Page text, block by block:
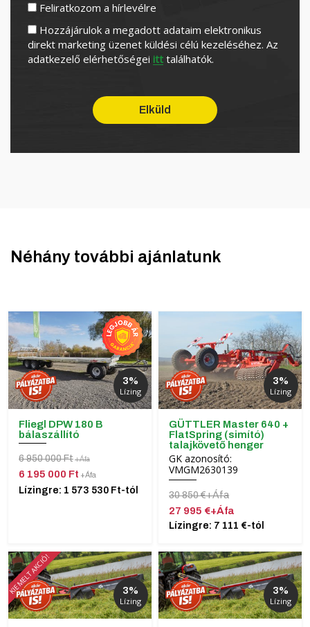
Feliratkozom a hírlevélre
Hozzájárulok a megadott adataim elektronikus
direkt marketing üzenet küldési célú kezeléséhez. Az
adatkezelő elérhetőségei itt találhatók.
Néhány további ajánlatunk
3%
Lízing
Fliegl DPW 180 B
bálaszállító
6 950 000 Ft+Áfa
6 195 000 Ft +Áfa
Lízingre: 1 573 530 Ft-tól
3%
Lízing
GÜTTLER Master 640 +
FlatSpring (simító)
talajkövető henger
GK azonosító:
VMGM2630139
30 850 €+Áfa
27 995 €+Áfa
Lízingre: 7 111 €-tól
KIEMELT AKCIÓ! 3%
Lízing
3%
Lízing